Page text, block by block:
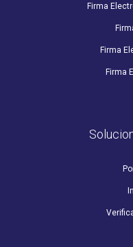
Firma
Firma
Firma